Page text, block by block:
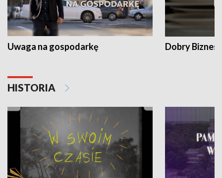
Uwaga na gospodarkę Dobry Biznes
HISTORIA